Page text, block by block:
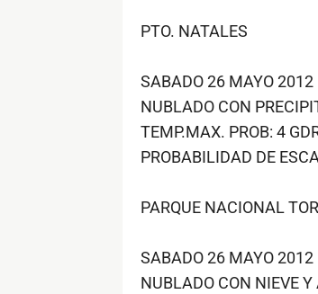
PTO. NATALES
SABADO 26 MAYO 2012
NUBLADO CON
TEMP.MAX. PROB: 4
PROBABILIDAD DE
PARQUE NACIONAL
SABADO 26 MAYO 2012
NUBLADO CON NIEVE